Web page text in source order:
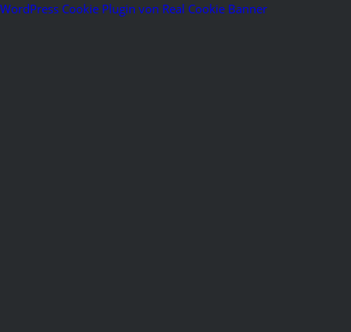
WordPress Cookie Plugin von Real Cookie Banner